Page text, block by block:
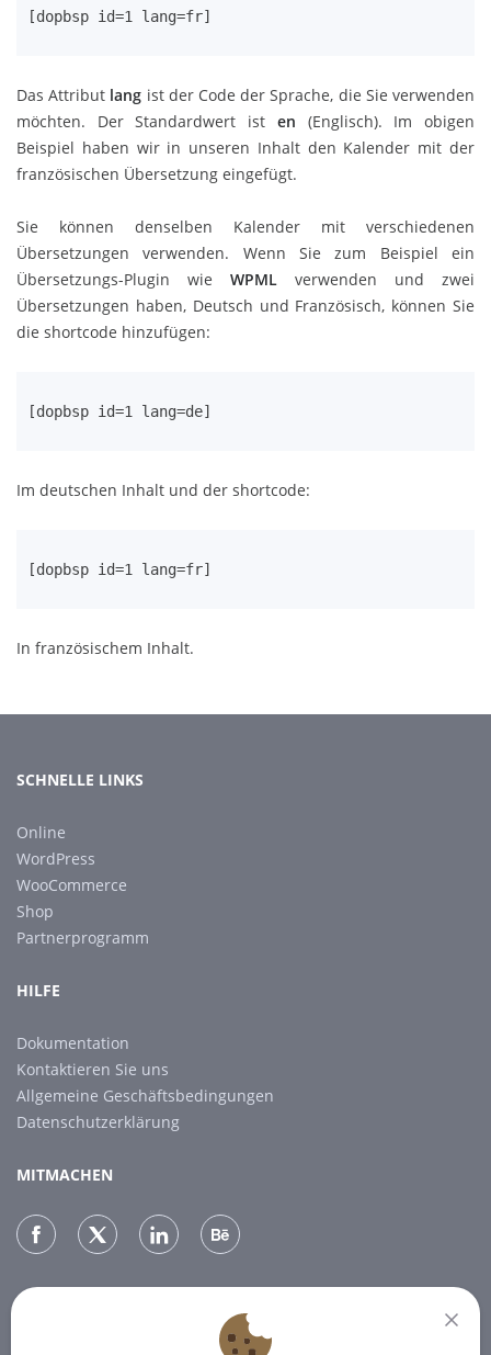
[dopbsp id=1 lang=fr]
Das Attribut lang ist der Code der Sprache, die Sie verwenden
möchten. Der Standardwert ist en (Englisch). Im obigen
Beispiel haben wir in unseren Inhalt den Kalender mit der
französischen Übersetzung eingefügt.
Sie können denselben Kalender mit verschiedenen
Übersetzungen verwenden. Wenn Sie zum Beispiel ein
Übersetzungs-Plugin wie WPML verwenden und zwei
Übersetzungen haben, Deutsch und Französisch, können Sie
die shortcode hinzufügen:
[dopbsp id=1 lang=de]
Im deutschen Inhalt und der shortcode:
[dopbsp id=1 lang=fr]
In französischem Inhalt.
SCHNELLE LINKS
Online
WordPress
WooCommerce
Shop
Partnerprogramm
HILFE
Dokumentation
Kontaktieren Sie uns
Allgemeine Geschäftsbedingungen
Datenschutzerklärung
MITMACHEN